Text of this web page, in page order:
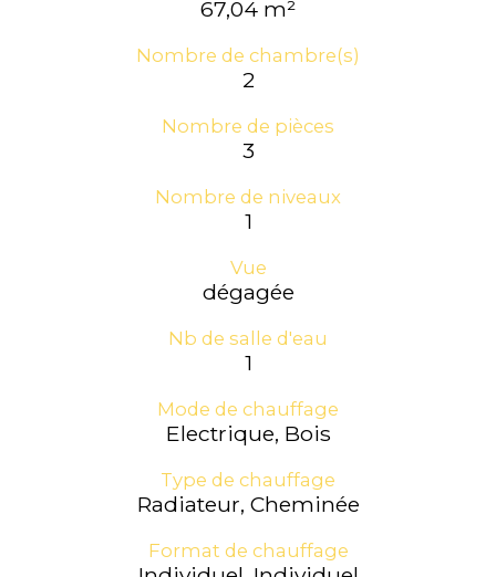
67,04 m²
Nombre de chambre(s)
2
Nombre de pièces
3
Nombre de niveaux
1
Vue
dégagée
Nb de salle d'eau
1
Mode de chauffage
Electrique, Bois
Type de chauffage
Radiateur, Cheminée
Format de chauffage